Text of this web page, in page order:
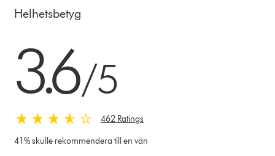
Helhetsbetyg
3.6/5
462 Ratings
41% skulle rekommendera till en vän